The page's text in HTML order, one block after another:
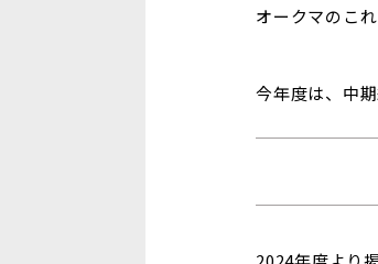
オークマのこ
今年度は、中